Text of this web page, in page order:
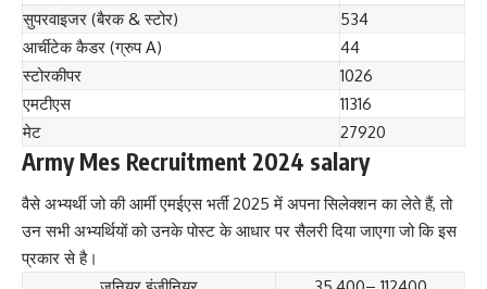
सुपरवाइजर (बैरक & स्टोर)
534
आर्चीटेक कैडर (ग्रुप A)
44
स्टोरकीपर
1026
एमटीएस
11316
मेट
27920
Army Mes Recruitment 2024 salary
वैसे अभ्यर्थी जो की आर्मी एमईएस भर्ती 2025 में अपना सिलेक्शन का लेते हैं, तो
उन सभी अभ्यर्थियों को उनके पोस्ट के आधार पर सैलरी दिया जाएगा जो कि इस
प्रकार से है।